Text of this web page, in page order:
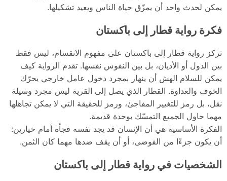
يمكن لحدث واحد أن يمزّق حياة الناس ويعيد تشكيلها.
فكرة رواية قطار إلى باكستان
تركز رواية قطار إلى باكستان على مفهوم الانقسام، ليس فقط
بين الدول أو الأديان، بل بين النفوس نفسها. تقدم الرواية كيف
يمكن للسلام الهش أن ينهار بمجرد دخول عامل خارجي يحرّك
الخوف والعداوة. القطار الذي يصل إلى القرية ليس مجرد وسيلة
نقل، بل رمز للتغيير المفاجئ، ورمز للحقيقة التي لا يمكن تجاهلها
مهما حاول الجميع التمسّك بوحدة قديمة.
الفكرة الأساسية هي أن الإنسان قد يجد نفسه فجأة أمام خيارين:
أن يكون جزءًا من الفوضى، أو أن يقف ضدها مهما كان الثمن.
الشخصيات في رواية قطار إلى باكستان